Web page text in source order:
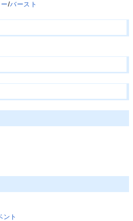
/バースト
ント